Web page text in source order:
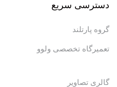
دسترسی سریع
گروه پارتلند
تعمیرگاه تخصصی ولوو
گالری تصاویر